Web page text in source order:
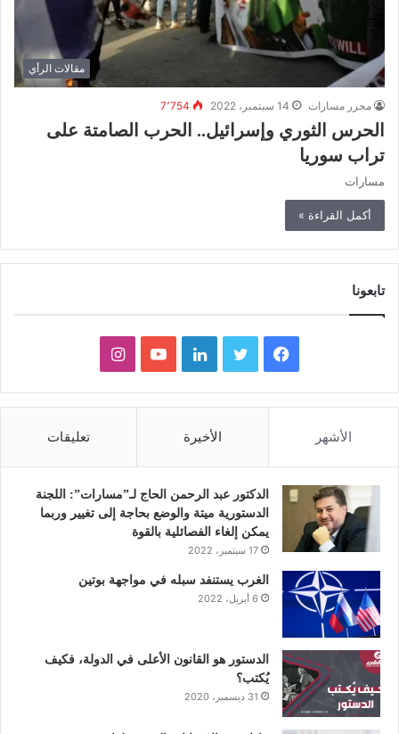
مقالات الرأي
محرر مسارات 14 سبتمبر، 2022 7٬754
الحرس الثوري وإسرائيل.. الحرب الصامتة على
تراب سوريا
مسارات
أكمل القراءة »
تابعونا
ي
و
ك
و
ر
ي
د
إ
و
و
ب
ن
ق
الأشهر الأخيرة تعليقات
الدكتور عبد الرحمن الحاج لـ”مسارات”: اللجنة
الدستورية ميتة والوضع بحاجة إلى تغيير وربما
يمكن إلغاء الفصائلية بالقوة
17 سبتمبر، 2022
الغرب يستنفد سبله في مواجهة بوتين
6 أبريل، 2022
الدستور هو القانون الأعلى في الدولة، فكيف
يُكتب؟
31 ديسمبر، 2020